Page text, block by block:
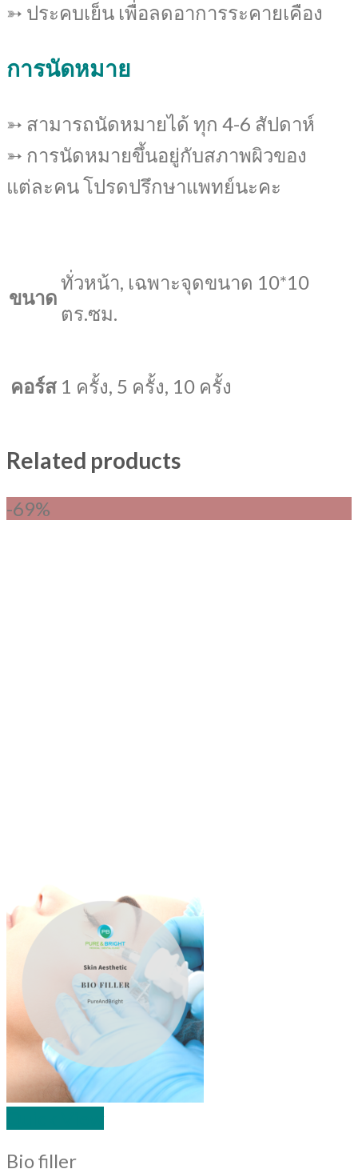
➳ ประคบเย็น เพื่อลดอาการระคายเคือง
การนัดหมาย
➳ สามารถนัดหมายได้ ทุก 4-6 สัปดาห์
➳ การนัดหมายขึ้นอยู่กับสภาพผิวของ
แต่ละคน โปรดปรึกษาแพทย์นะคะ
ขนาด
ทั่วหน้า, เฉพาะจุดขนาด 10*10
ตร.ซม.
คอร์ส 1 ครั้ง, 5 ครั้ง, 10 ครั้ง
Related products
-69%
Bio filler